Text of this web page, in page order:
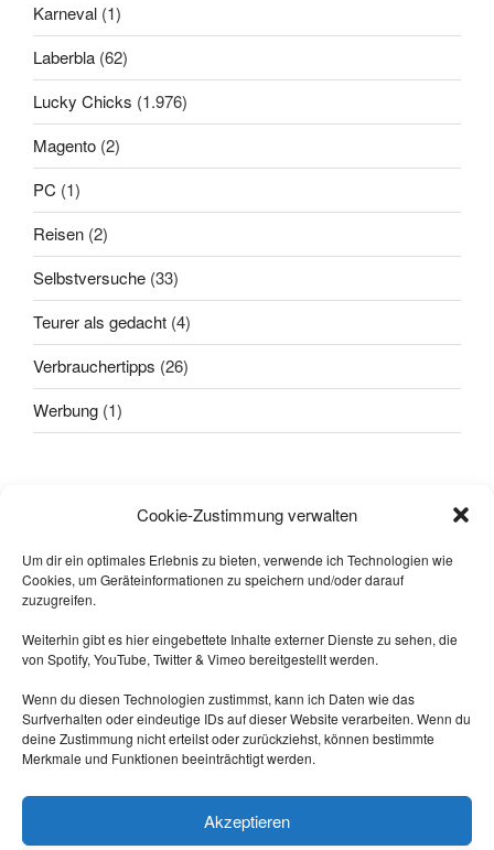
Cookie-Zustimmung verwalten
Um dir ein optimales Erlebnis zu bieten, verwende ich Technologien wie
Cookies, um Geräteinformationen zu speichern und/oder darauf
zuzugreifen.
Weiterhin gibt es hier eingebettete Inhalte externer Dienste zu sehen, die
von Spotify, YouTube, Twitter & Vimeo bereitgestellt werden.
Wenn du diesen Technologien zustimmst, kann ich Daten wie das
Surfverhalten oder eindeutige IDs auf dieser Website verarbeiten. Wenn du
deine Zustimmung nicht erteilst oder zurückziehst, können bestimmte
Merkmale und Funktionen beeinträchtigt werden.
Akzeptieren
Karneval (1)
Laberbla (62)
Lucky Chicks (1.976)
Magento (2)
PC (1)
Reisen (2)
Selbstversuche (33)
Teurer als gedacht (4)
Verbrauchertipps (26)
Werbung (1)
Dann kam einer, der wusste das
https://nrw.social/@laberbla